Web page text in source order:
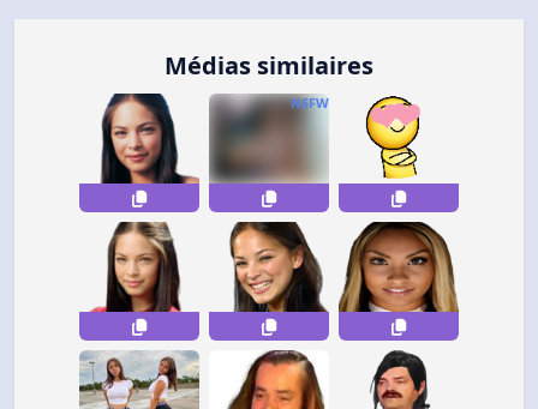
Médias similaires
NSFW